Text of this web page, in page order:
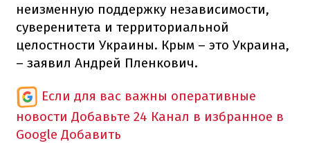
неизменную поддержку независимости,
суверенитета и территориальной
целостности Украины. Крым – это Украина,
– заявил Андрей Пленкович.
Если для вас важны оперативные
новости Добавьте 24 Канал в избранное в
Google Добавить